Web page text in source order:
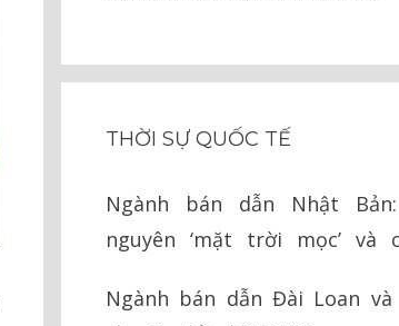
THỜI SỰ QUỐC TẾ
Ngành bán dẫn Nhật
nguyên ‘mặt trời mọc’ và
Ngành bán dẫn Đài Loan và